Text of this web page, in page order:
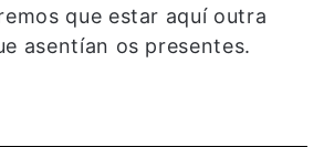
que estar aquí outra
asentían os presentes.